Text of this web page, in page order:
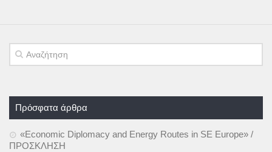
Πρόσφατα άρθρα
«Economic Diplomacy and Energy Routes in SE Europe» /
ΠΡΟΣΚΛΗΣΗ